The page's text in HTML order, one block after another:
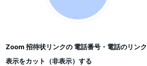
Zoom 招待状リンクの 電話番号・電話のリンク
表示をカット（非表示）する